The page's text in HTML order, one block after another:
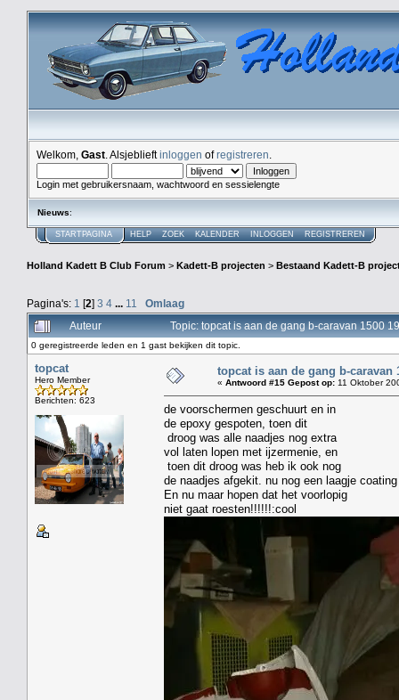
Welkom, Gast . Alsjeblieftinloggen ofregistreren
Login met gebruikersnaam, wachtwoord en sessielengte
Nieuws:
STARTPAGINA HELP ZOEK KALENDER INLOGGEN REGISTREREN
Holland Kadett B Club Forum > Kadett-B projecten > Bestaand Kadett-B
Pagina's: 1 [2] 3 4 ... 11
Omlaag
Auteur
Topic: topcat is aan de gang b-caravan 1500
0 geregistreerde leden en 1 gast bekijken dit topic.
topcat
Hero Member
Berichten: 623
topcat is aan de gang b-caravan
« Antwoord #15 Gepost op: 11 Oktober
de voorschermen geschuurt en in
de epoxy gespoten, toen dit
droog was alle naadjes nog extra
vol laten lopen met ijzermenie, en
toen dit droog was heb ik ook nog
de naadjes afgekit. nu nog een laagje
En nu maar hopen dat het voorlopig
niet gaat roesten!!!!!!:cool